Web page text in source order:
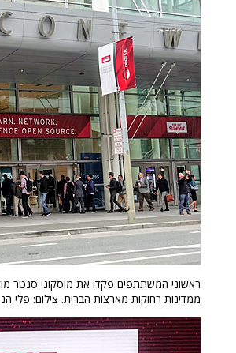
ראשוני המשתתפים פקדו את מוסקוני סנטר
ממדינות רחוקות מארצות הברית. צילום: פלי